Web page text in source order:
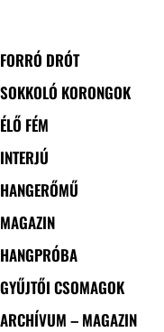
FORRÓ DRÓT
SOKKOLÓ KORONGOK
ÉLŐ FÉM
INTERJÚ
HANGERŐMŰ
MAGAZIN
HANGPRÓBA
GYŰJTŐI CSOMAGOK
ARCHÍVUM – MAGAZIN